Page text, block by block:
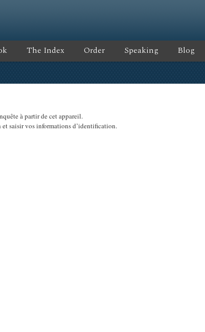
The Index Order Speaking Blog
à partir de cet appareil.
et saisir vos informations d’identification.